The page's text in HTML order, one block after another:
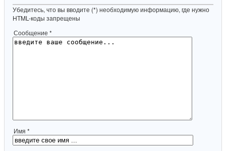
Убедитесь, что вы вводите (*) необходимую информацию, где нужно
HTML-коды запрещены
Сообщение *
Имя *